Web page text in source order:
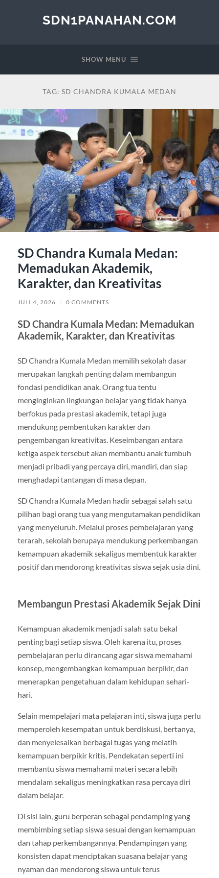
SDN1PANAHAN.COM
SHOW MENU
TAG: SD CHANDRA KUMALA MEDAN
SD Chandra Kumala Medan:
Memadukan Akademik,
Karakter, dan Kreativitas
JULI 4, 2026 / 0 COMMENTS
SD Chandra Kumala Medan: Memadukan
Akademik, Karakter, dan Kreativitas
SD Chandra Kumala Medan memilih sekolah dasar
merupakan langkah penting dalam membangun
fondasi pendidikan anak. Orang tua tentu
menginginkan lingkungan belajar yang tidak hanya
berfokus pada prestasi akademik, tetapi juga
mendukung pembentukan karakter dan
pengembangan kreativitas. Keseimbangan antara
ketiga aspek tersebut akan membantu anak tumbuh
menjadi pribadi yang percaya diri, mandiri, dan siap
menghadapi tantangan di masa depan.
SD Chandra Kumala Medan hadir sebagai salah satu
pilihan bagi orang tua yang mengutamakan pendidikan
yang menyeluruh. Melalui proses pembelajaran yang
terarah, sekolah berupaya mendukung perkembangan
kemampuan akademik sekaligus membentuk karakter
positif dan mendorong kreativitas siswa sejak usia dini.
Membangun Prestasi Akademik Sejak Dini
Kemampuan akademik menjadi salah satu bekal
penting bagi setiap siswa. Oleh karena itu, proses
pembelajaran perlu dirancang agar siswa memahami
konsep, mengembangkan kemampuan berpikir, dan
menerapkan pengetahuan dalam kehidupan sehari-
hari.
Selain mempelajari mata pelajaran inti, siswa juga perlu
memperoleh kesempatan untuk berdiskusi, bertanya,
dan menyelesaikan berbagai tugas yang melatih
kemampuan berpikir kritis. Pendekatan seperti ini
membantu siswa memahami materi secara lebih
mendalam sekaligus meningkatkan rasa percaya diri
dalam belajar.
Di sisi lain, guru berperan sebagai pendamping yang
membimbing setiap siswa sesuai dengan kemampuan
dan tahap perkembangannya. Pendampingan yang
konsisten dapat menciptakan suasana belajar yang
nyaman dan mendorong siswa untuk terus